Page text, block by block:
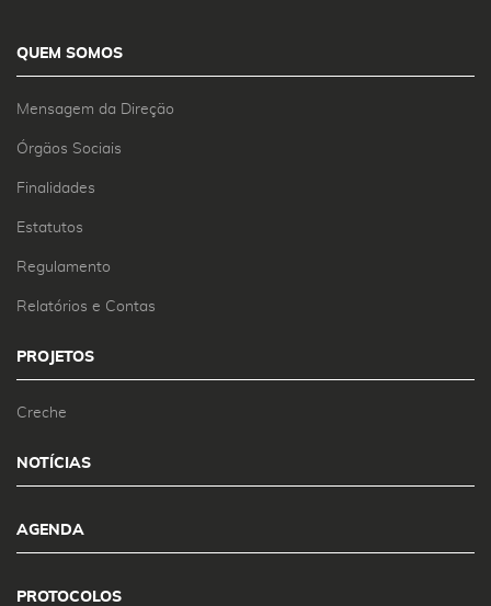
QUEM SOMOS
Mensagem da Direção
Órgãos Sociais
Finalidades
Estatutos
Regulamento
Relatórios e Contas
PROJETOS
Creche
NOTÍCIAS
AGENDA
PROTOCOLOS